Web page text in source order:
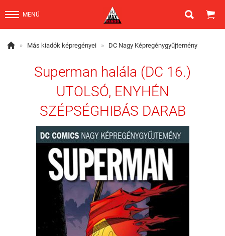
MENÜ  
 » Más kiadók képregényei » DC Nagy Képregénygyűjtemény
Superman halála (DC 16.)
UTOLSÓ, ENYHÉN
SZÉPSÉGHIBÁS DARAB